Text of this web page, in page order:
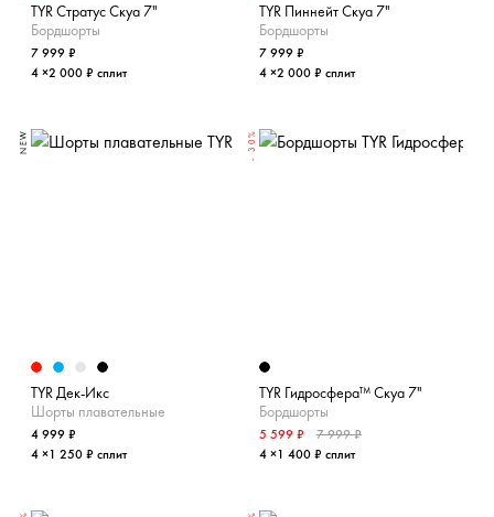
TYR Стратус Скуа 7"
Бордшорты
7 999 ₽
4 ×2 000 ₽ сплит
TYR Пиннейт Скуа 7"
Бордшорты
7 999 ₽
4 ×2 000 ₽ сплит
NEW
TYR Дек-Икс
Шорты плавательные
4 999 ₽
4 ×1 250 ₽ сплит
- 30%
TYR Гидросфера™ Скуа 7"
Бордшорты
5 599 ₽
7 999 ₽
4 ×1 400 ₽ сплит